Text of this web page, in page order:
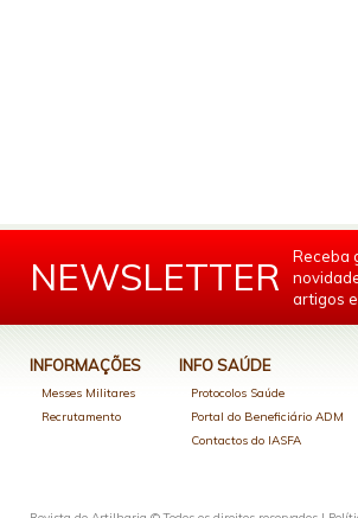
NEWSLETTER
Receba
artigos
INFORMAÇÕES
Messes Militares
Recrutamento
INFO SAÚDE
Protocolos Saúde
Portal do Beneficiário ADM
Contactos do IASFA